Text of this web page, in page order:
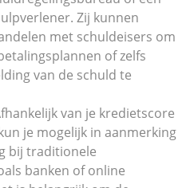
Zij kunnen
met schuldeisers om
of zelfs
van de schuld te
van je kredietscore
je mogelijk in aanmerking
bij traditionele
banken of online